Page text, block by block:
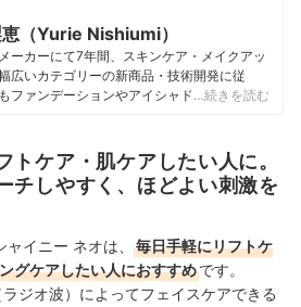
（Yurie Nishiumi）
ーカーにて7年間、スキンケア・メイクアッ
広いカテゴリーの新商品・技術開発に従
ファンデーションやアイシャドウ、口紅な
コスメを比較検証。開発現場で培った知識
分や処方の背景をふまえながら、専門的な
ーにわかりやすく伝えることを大切にしな
…続きを読む
トケア・肌ケアしたい人に。
チしやすく、ほどよい刺激を
イニー ネオは、
毎日手軽にリフトケ
グケアしたい人におすすめです。
ジオ波）によってフェイスケアできる